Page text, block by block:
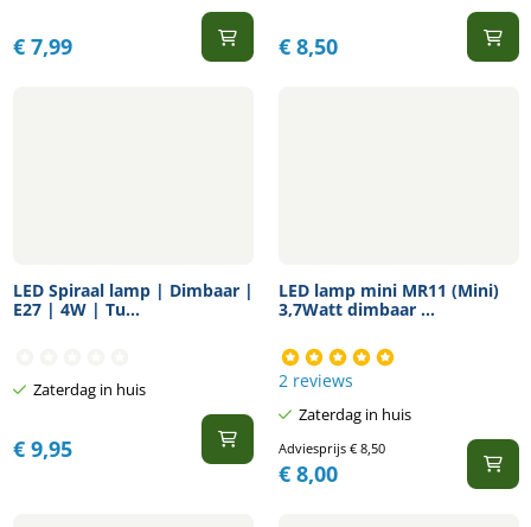
€7,99 €8,50
LED Spiraal lamp | Dimbaar |
E27 | 4W | Tu...
Zaterdag in huis
€9,95
LED lamp mini MR11 (Mini)
3,7Watt dimbaar ...
2 reviews
Zaterdag in huis
Adviesprijs €8,50
€8,00